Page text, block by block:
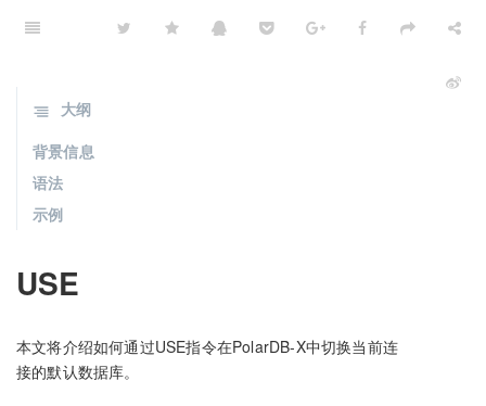
USE
本文将介绍如何通过USE指令在PolarDB-X中切换当前连
接的默认数据库。
大纲
背景信息
语法
示例